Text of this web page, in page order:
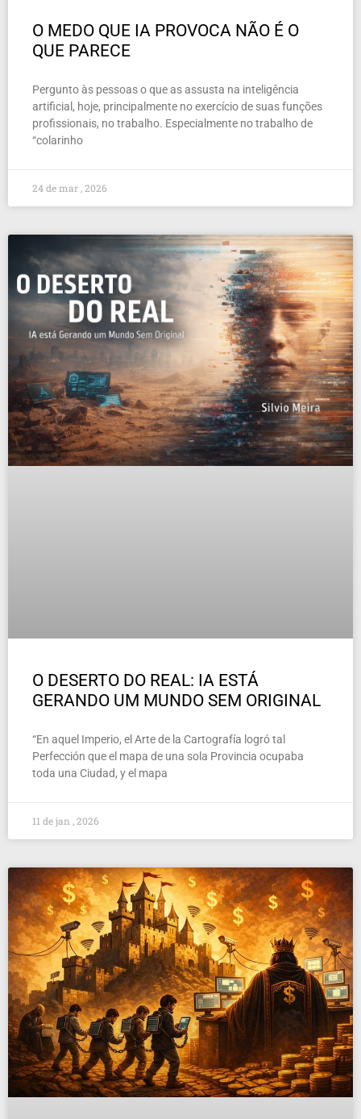
O MEDO QUE IA PROVOCA NÃO É O
QUE PARECE
Pergunto às pessoas o que as assusta na inteligência
artificial, hoje, principalmente no exercício de suas funções
profissionais, no trabalho. Especialmente no trabalho de
“colarinho
24 de mar , 2026
O DESERTO DO REAL: IA ESTÁ
GERANDO UM MUNDO SEM ORIGINAL
“En aquel Imperio, el Arte de la Cartografía logró tal
Perfección que el mapa de una sola Provincia ocupaba
toda una Ciudad, y el mapa
11 de jan , 2026